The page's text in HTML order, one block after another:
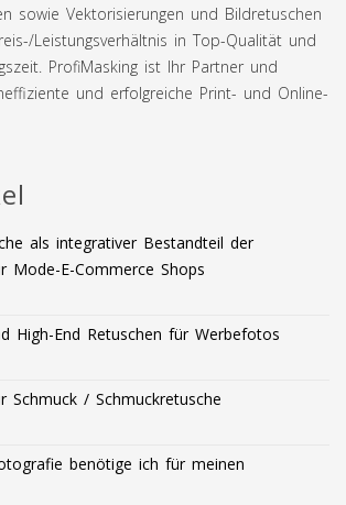
sowie Vektorisierungen und Bildretuschen
Leistungsverhältnis in Top-Qualität und
ProfiMasking ist Ihr Partner und
und erfolgreiche Print- und Online-
als integrativer Bestandteil der
Mode-E-Commerce Shops
High-End Retuschen für Werbefotos
Schmuck / Schmuckretusche
benötige ich für meinen